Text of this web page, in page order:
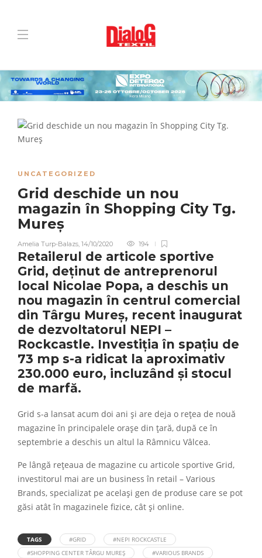
UNCATEGORIZED
Grid deschide un nou
magazin în Shopping City Tg.
Mureș
Amelia Turp-Balazs, 14/10/2020 194
Retailerul de articole sportive
Grid, deținut de antreprenorul
local Nicolae Popa, a deschis un
nou magazin în centrul comercial
din Târgu Mureș, recent inaugurat
de dezvoltatorul NEPI –
Rockcastle. Investiția în spațiu de
73 mp s-a ridicat la aproximativ
230.000 euro, incluzând și stocul
de marfă.
Grid s-a lansat acum doi ani și are deja o rețea de nouă
magazine în principalele orașe din țară, după ce în
septembrie a deschis un altul la Râmnicu Vâlcea.
Pe lângă rețeaua de magazine cu articole sportive Grid,
investitorul mai are un business în retail – Various
Brands, specializat pe același gen de produse care se pot
găsi atât în magazinele fizice, cât și online.
TAGS #GRID
#NEPI ROCKCASTLE
#SHOPPING CENTER TÂRGU MUREȘ
#VARIOUS BRANDS